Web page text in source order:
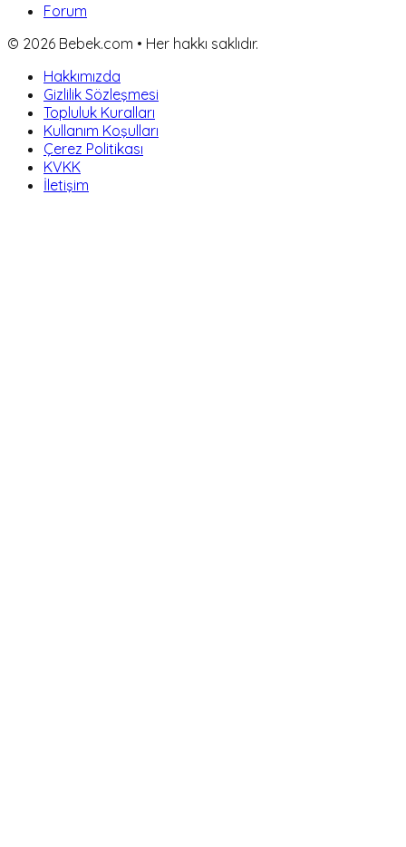
Forum
© 2026 Bebek.com • Her hakkı saklıdır.
Hakkımızda
Gizlilik Sözleşmesi
Topluluk Kuralları
Kullanım Koşulları
Çerez Politikası
KVKK
İletişim